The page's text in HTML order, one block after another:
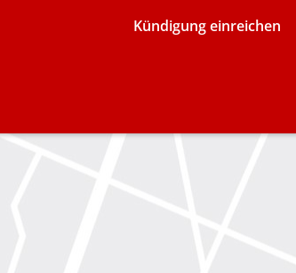
Kündigung einreichen